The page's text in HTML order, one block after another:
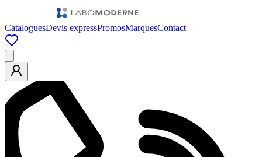
CataloguesDevis expressPromosMarquesContact